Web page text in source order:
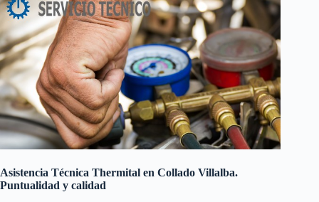
Asistencia Técnica Thermital en Collado Villalba.
Puntualidad y calidad